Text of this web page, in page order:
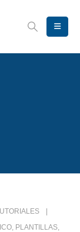
PLANTILLAS